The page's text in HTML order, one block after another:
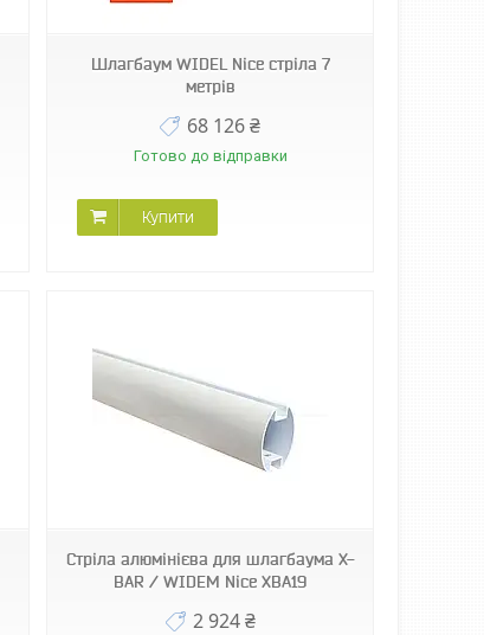
Шлагбаум WIDEL Nice стріла 7
метрів
68 126 ₴
Готово до відправки
Купити
Стріла алюмінієва для шлагбаума X-
BAR / WIDEM Nice XBA19
2 924 ₴